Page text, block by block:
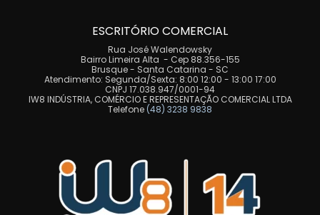
ESCRITÓRIO COMERCIAL
Rua José Walendowsky
Bairro Limeira Alta - Cep 88.356-155
Brusque - Santa Catarina - SC
Atendimento: Segunda/Sexta: 8:00 12:00 - 13:00 17:00
CNPJ 17.038.947/0001-94
IW8 INDÚSTRIA, COMÉRCIO E REPRESENTAÇÃO COMERCIAL LTDA
Telefone (48) 3238 9838